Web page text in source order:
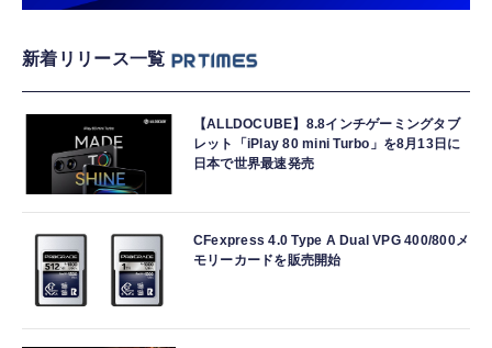
新着リリース一覧
【ALLDOCUBE】8.8インチゲーミングタブ
レット「iPlay 80 mini Turbo」を8月13日に
日本で世界最速発売
CFexpress 4.0 Type A Dual VPG 400/800メ
モリーカードを販売開始